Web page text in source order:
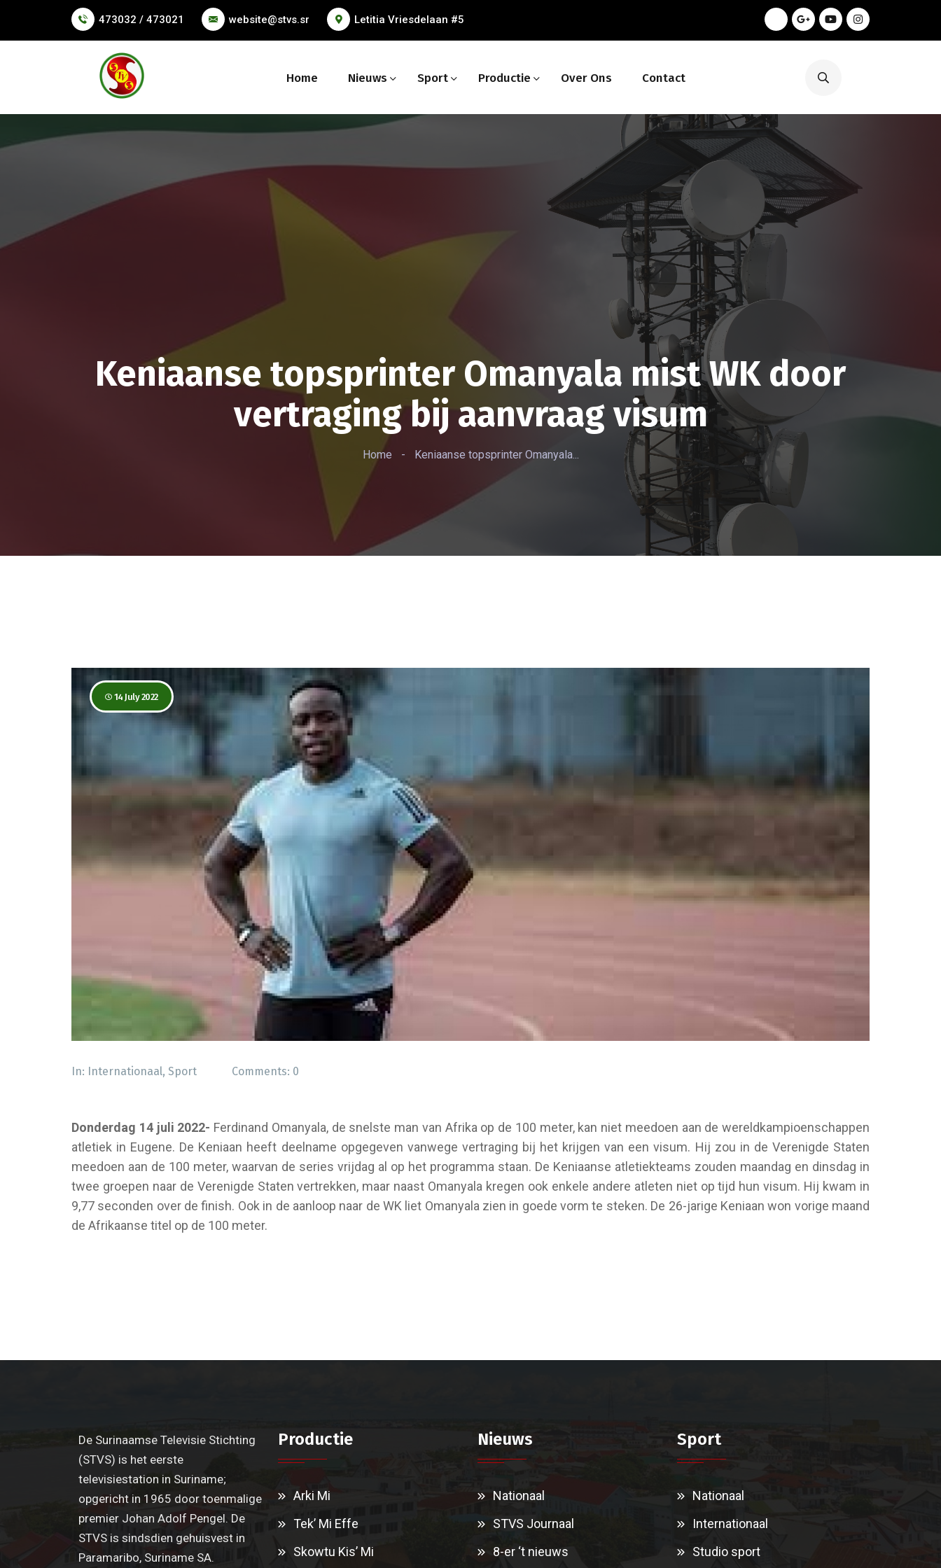
473032 / 473021 website@stvs.sr Letitia Vriesdelaan #5
Home Nieuws Sport Productie Over Ons Contact
Keniaanse topsprinter Omanyala mist WK door
vertraging bij aanvraag visum
Home - Keniaanse topsprinter Omanyala...
14 July 2022
In: Internationaal, Sport Comments: 0
Donderdag 14 juli 2022- Ferdinand Omanyala, de snelste man van Afrika op de 100 meter, kan niet meedoen aan de wereldkampioenschappen
atletiek in Eugene. De Keniaan heeft deelname opgegeven vanwege vertraging bij het krijgen van een visum. Hij zou in de Verenigde Staten
meedoen aan de 100 meter, waarvan de series vrijdag al op het programma staan. De Keniaanse atletiekteams zouden maandag en dinsdag in
twee groepen naar de Verenigde Staten vertrekken, maar naast Omanyala kregen ook enkele andere atleten niet op tijd hun visum. Hij kwam in
9,77 seconden over de finish. Ook in de aanloop naar de WK liet Omanyala zien in goede vorm te steken. De 26-jarige Keniaan won vorige maand
de Afrikaanse titel op de 100 meter.
De Surinaamse Televisie Stichting
(STVS) is het eerste
televisiestation in Suriname;
opgericht in 1965 door toenmalige
premier Johan Adolf Pengel. De
STVS is sindsdien gehuisvest in
Paramaribo, Suriname SA.
Productie
Arki Mi
Tek’ Mi Effe
Skowtu Kis’ Mi
Nieuws
Nationaal
STVS Journaal
8-er ‘t nieuws
Sport
Nationaal
Internationaal
Studio sport